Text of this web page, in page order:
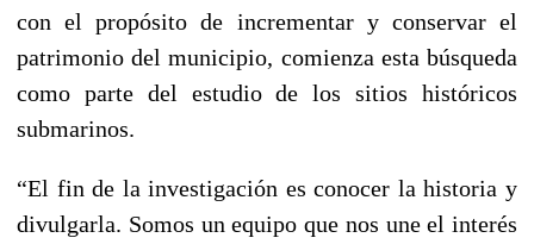
con el propósito de incrementar y conservar el
patrimonio del municipio, comienza esta búsqueda
como parte del estudio de los sitios históricos
submarinos.
“El fin de la investigación es conocer la historia y
divulgarla. Somos un equipo que nos une el interés